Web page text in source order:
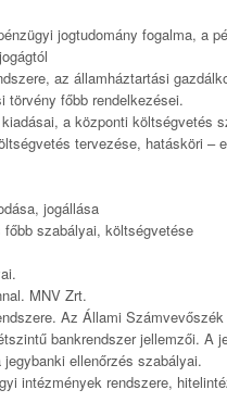
jogtudomány fogalma, a
az államháztartási
törvény főbb rendelkezései.
a központi költségvetés
tervezése, hatásköri –
jogállása
szabályai, költségvetése
MNV Zrt.
Az Állami
bankrendszer jellemzői. A
ellenőrzés szabályai.
intézmények rendszere,